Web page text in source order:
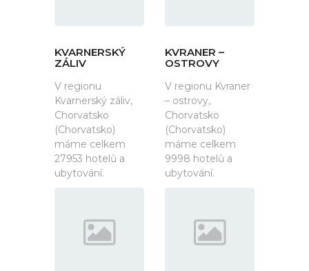
KVARNERSKÝ
ZÁLIV
V regionu
Kvarnerský záliv,
Chorvatsko
(Chorvatsko)
máme celkem
27953 hotelů a
ubytování.
KVRANER –
OSTROVY
V regionu Kvraner
– ostrovy,
Chorvatsko
(Chorvatsko)
máme celkem
9998 hotelů a
ubytování.